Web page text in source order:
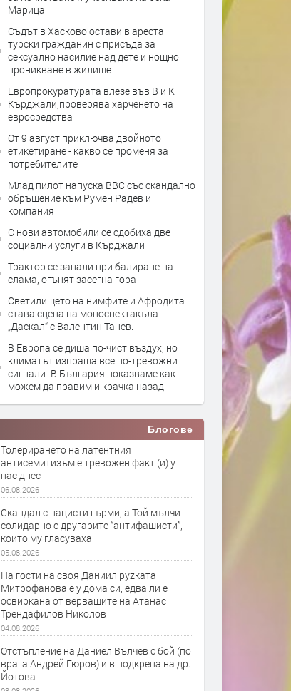
Марица
Съдът в Хасково остави в ареста
турски гражданин с присъда за
сексуално насилие над дете и нощно
проникване в жилище
Европрокуратурата влезе във В и К
Кърджали,проверява харченето на
евросредства
От 9 август приключва двойното
етикетиране - какво се променя за
потребителите
Млад пилот напуска ВВС със скандално
обръщение към Румен Радев и
компания
С нови автомобили се сдобиха две
социални услуги в Кърджали
Трактор се запали при балиране на
слама, огънят засегна гора
Светилището на нимфите и Афродита
става сцена на моноспектакъла
„Даскал“ с Валентин Танев.
В Европа се диша по-чист въздух, но
климатът изпраща все по-тревожни
сигнали- В България показваме как
можем да правим и крачка назад
Блогове
Толерирането на латентния
антисемитизъм е тревожен факт (и) у
нас днес
06.08.2026
Скандал с нацисти гърми, а Той мълчи
солидарно с другарите “антифашисти”,
които му гласуваха
05.08.2026
На гости на своя Даниил руzката
Митрофанова е у дома си, едва ли е
освиркана от верващите на Атанас
Трендафилов Николов
04.08.2026
Отстъпление на Даниел Вълчев с бой (по
врага Андрей Гюров) и в подкрепа на др.
Йотова